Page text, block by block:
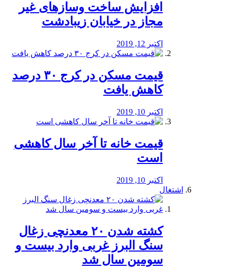
افزایش ساخت وسازهای غیر
مجاز در خیابان زیبادشت
اکتبر 12, 2019
️قیمت مسکن در کرج ۳۰ درصد
کاهش یافت
اکتبر 10, 2019
قیمت خانه تا آخر سال کاهشی
است
اکتبر 10, 2019
اشتغال
کشته شدن ۲۰ معدنچی زغال
سنگ البرز غربی وارد بیست و
سومین سال شد